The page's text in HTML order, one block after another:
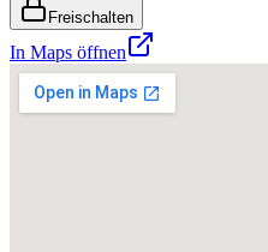
Freischalten
In Maps öffnen